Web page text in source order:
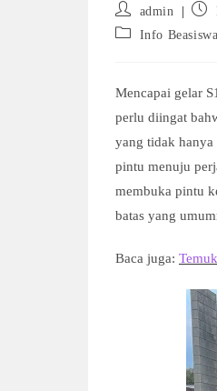
Post
author:
admin
Post
Post
Info Beasiswa
Mencapai gelar
perlu diingat
yang tidak
pintu menuju
membuka pintu
batas yang
Baca juga: